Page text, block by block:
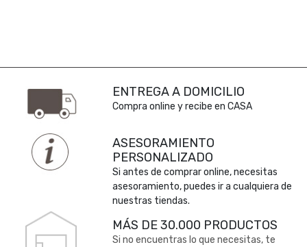
ENTREGA A DOMICILIO
Compra online y recibe en CASA
ASESORAMIENTO
PERSONALIZADO
Si antes de comprar online, necesitas
asesoramiento, puedes ir a cualquiera de
nuestras tiendas.
MÁS DE 30.000 PRODUCTOS
Si no encuentras lo que necesitas, te